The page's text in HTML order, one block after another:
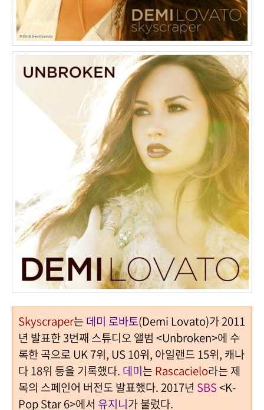
Skyscraper는 데미 로바토(Demi Lovato)가 2011
년 발표한 3번째 스튜디오 앨범 <Unbroken>에 수
록한 곡으로 UK 7위, US 10위, 아일랜드 15위, 캐나
다 18위 등을 기록했다. 데미는 Rascacielo라는 제
목의 스페인어 버전도 발표했다. 2017년 SBS<K-
Pop Star 6>에서 유지니가 불렀다.